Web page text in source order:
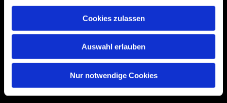
Cookies zulassen
Auswahl erlauben
Nur notwendige Cookies
Accept cookies